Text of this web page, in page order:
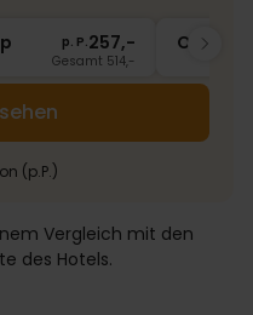
p. P.257,-
Gesamt 514,-
Okt
(p.P.)
Vergleich mit den
des Hotels.